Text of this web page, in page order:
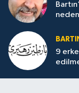
neden
9